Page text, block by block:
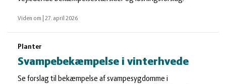
Viden om 27. april 2026
Planter
Svampebekæmpelse i vinterhvede
Se forslag til bekæmpelse af svampesygdomme i